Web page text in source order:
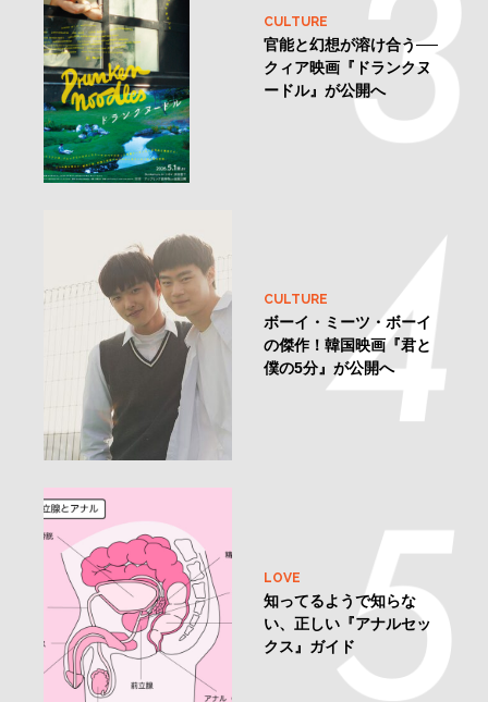
CULTURE
官能と幻想が溶け合う──
クィア映画『ドランクヌ
ードル』が公開へ
CULTURE
ボーイ・ミーツ・ボーイ
の傑作！韓国映画『君と
僕の5分』が公開へ
LOVE
知ってるようで知らな
い、正しい『アナルセッ
クス』ガイド